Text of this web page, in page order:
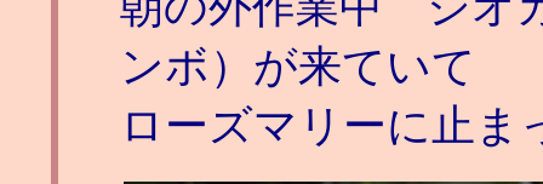
ンボ）が来ていて
ローズマリーに止ま